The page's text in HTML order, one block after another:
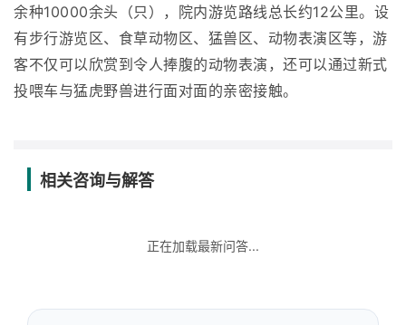
余种10000余头（只），院内游览路线总长约12公里。设
有步行游览区、食草动物区、猛兽区、动物表演区等，游
客不仅可以欣赏到令人捧腹的动物表演，还可以通过新式
投喂车与猛虎野兽进行面对面的亲密接触。
相关咨询与解答
正在加载最新问答...